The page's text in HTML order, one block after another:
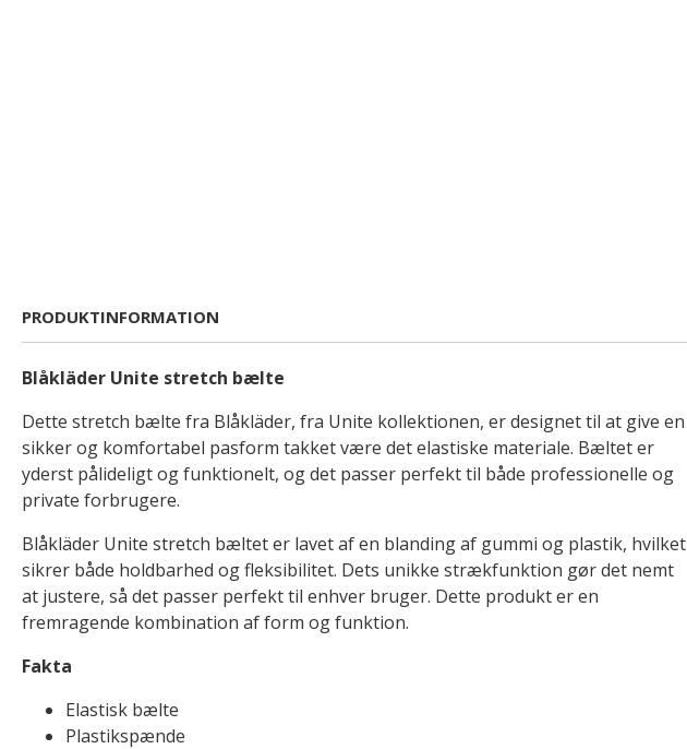
PRODUKTINFORMATION
Blåkläder Unite stretch bælte
Dette stretch bælte fra Blåkläder, fra Unite kollektionen, er designet til at give en
sikker og komfortabel pasform takket være det elastiske materiale. Bæltet er
yderst pålideligt og funktionelt, og det passer perfekt til både professionelle og
private forbrugere.
Blåkläder Unite stretch bæltet er lavet af en blanding af gummi og plastik, hvilket
sikrer både holdbarhed og fleksibilitet. Dets unikke strækfunktion gør det nemt
at justere, så det passer perfekt til enhver bruger. Dette produkt er en
fremragende kombination af form og funktion.
Fakta
Elastisk bælte
Plastikspænde